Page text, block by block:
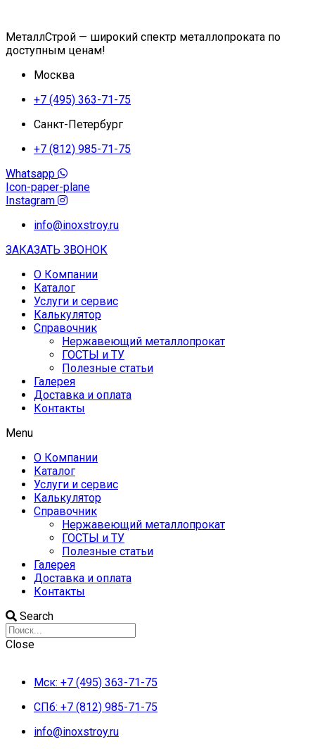
МеталлСтрой — широкий спектр металлопроката по
доступным ценам!
Москва
+7 (495) 363-71-75
Санкт-Петербург
+7 (812) 985-71-75
Whatsapp
Icon-paper-plane
Instagram
info@inoxstroy.ru
ЗАКАЗАТЬ ЗВОНОК
О Компании
Каталог
Услуги и сервис
Калькулятор
Справочник
Нержавеющий металлопрокат
ГОСТЫ и ТУ
Полезные статьи
Галерея
Доставка и оплата
Контакты
Menu
О Компании
Каталог
Услуги и сервис
Калькулятор
Справочник
Нержавеющий металлопрокат
ГОСТЫ и ТУ
Полезные статьи
Галерея
Доставка и оплата
Контакты
Search
Close
Мск: +7 (495) 363-71-75
СПб: +7 (812) 985-71-75
info@inoxstroy.ru